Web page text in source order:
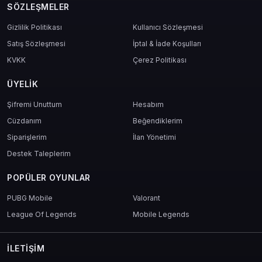
38980 elmas anında hesabına yüklenecek
Teknik Bilgiler
Platformlar: Android / iOS
Kod süresi: Sınırsız geçerlilik
Oyuncu Yorumları
“Tüm evrimleri tek paketle bitirdim. PvP’de artık rakip tanımıyorum.”
— Strateji oyuncusu
“Görsellikte sınır kalmadı. Tüm kozmetikler elimde. Harika bir paket.”
SÖZLEŞMELER
Gizlilik Politikası
Kullanıcı Sözleşmesi
Satış Sözleşmesi
İptal & İade Koşulları
KVKK
Çerez Politikası
ÜYELIK
Şifremi Unuttum
Hesabım
Cüzdanım
Beğendiklerim
Siparişlerim
İlan Yönetimi
Destek Taleplerim
POPÜLER OYUNLAR
PUBG Mobile
Valorant
League Of Legends
Mobile Legends
İLETIŞIM